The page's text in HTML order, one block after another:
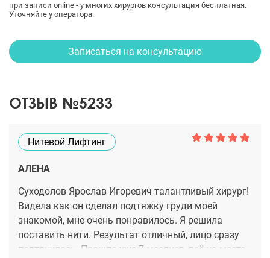
при записи online - у многих хирургов консультация бесплатная.
Уточняйте у оператора.
Записаться на консультацию
ОТЗЫВ №5233
Нитевой Лифтинг
АЛЕНА
Суходолов Ярослав Игоревич талантливый хирург!
Видела как он сделал подтяжку груди моей
знакомой, мне очень понравилось. Я решила
поставить нити. Результат отличный, лицо сразу
подтянулось. Прошло уже 7 месяцев, всё на месте.